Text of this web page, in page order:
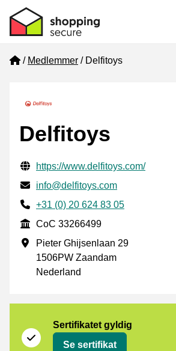
Home
Medlemmer Delfitoys
Delfitoys
Verifisert kontaktinformasjon
Website URL
https://www.delfitoys.com/
E-post
info@delfitoys.com
Phone number
+31 (0) 20 624 83 05
CoC
CoC 33266499
Forretningsadresse
Pieter Ghijsenlaan 29
1506PW Zaandam
Nederland
Sertifikatet gyldig
Se sertifikat